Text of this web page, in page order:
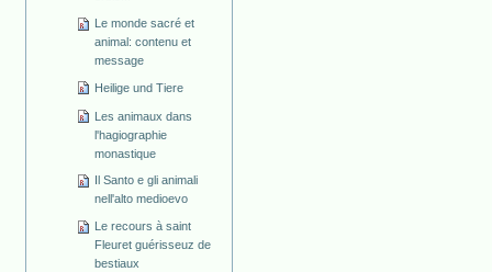
Le monde sacré et
animal: contenu et
message
Heilige und Tiere
Les animaux dans
l'hagiographie
monastique
Il Santo e gli animali
nell'alto medioevo
Le recours à saint
Fleuret guérisseuz de
bestiaux